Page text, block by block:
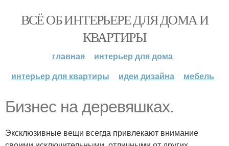
ВСЁ ОБ ИНТЕРЬЕРЕ ДЛЯ ДОМА И
КВАРТИРЫ
главная
интерьер для дома
интерьер для квартиры
идеи дизайна мебель
Бизнес на деревяшках.
Эксклюзивные вещи всегда привлекают внимание